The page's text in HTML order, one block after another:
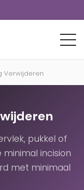
Verwijderen
pukkel of
incision
met minimaal